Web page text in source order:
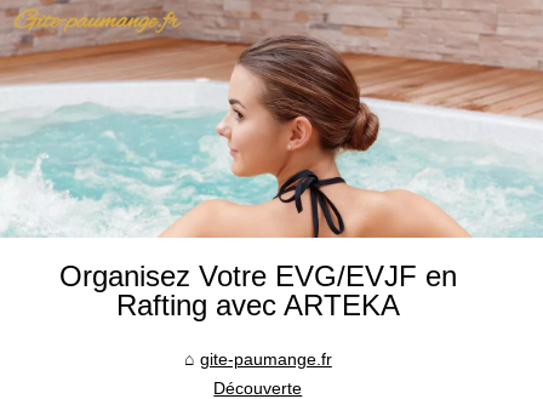
Organisez Votre EVG/EVJF en
Rafting avec ARTEKA
gite-paumange.fr
Découverte